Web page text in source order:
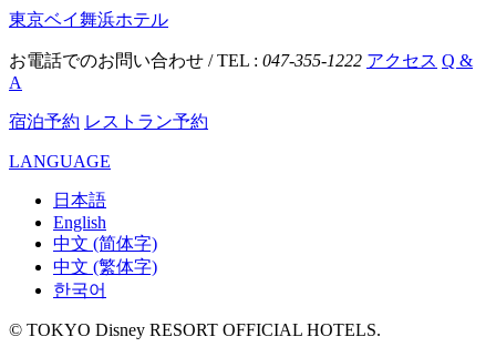
東京ベイ舞浜ホテル
お電話でのお問い合わせ / TEL : 047-355-1222 アクセス Q &
A
宿泊予約 レストラン予約
LANGUAGE
日本語
English
中文 (简体字)
中文 (繁体字)
한국어
© TOKYO Disney RESORT OFFICIAL HOTELS.